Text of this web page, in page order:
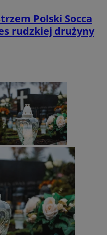
Polski Socca
rudzkiej drużyny